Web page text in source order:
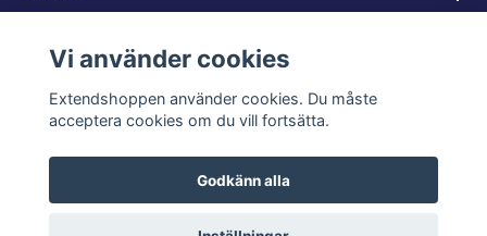
Sociala medier
© 2026 Extendshoppen
Vi använder cookies
Extendshoppen använder cookies. Du måste
acceptera cookies om du vill fortsätta.
Godkänn alla